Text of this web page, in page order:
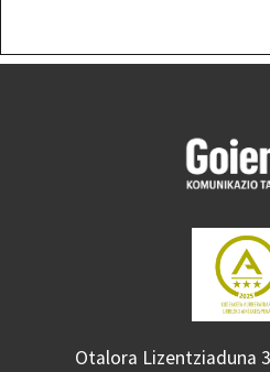
Otalora Lizentziaduna